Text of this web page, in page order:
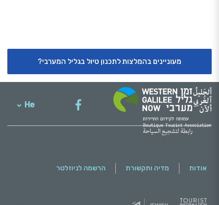
מעוניינים בהמלצות לתכנון טיול בגליל המערבי?
He
אודות מדיה ותקשורת הרשמה לניוזלטר